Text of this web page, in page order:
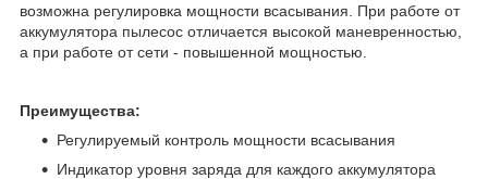
возможна регулировка мощности всасывания. При работе от
аккумулятора пылесос отличается высокой маневренностью,
а при работе от сети - повышенной мощностью.
Преимущества:
Регулируемый контроль мощности всасывания
Индикатор уровня заряда для каждого аккумулятора